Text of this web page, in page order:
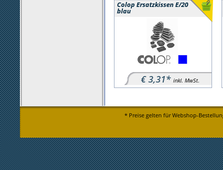
Colop Ersatzkissen E/20
blau
€ 3,31* inkl. MwSt.
* Preise gelten für Webshop-